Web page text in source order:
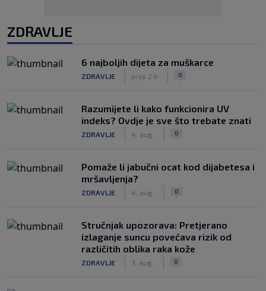
ZDRAVLJE
6 najboljih dijeta za muškarce
ZDRAVLJE prije 2 h 0
Razumijete li kako funkcionira UV
indeks? Ovdje je sve što trebate znati
ZDRAVLJE 4. aug. 0
Pomaže li jabučni ocat kod dijabetesa i
mršavljenja?
ZDRAVLJE 4. aug. 0
Stručnjak upozorava: Pretjerano
izlaganje suncu povećava rizik od
različitih oblika raka kože
ZDRAVLJE 3. aug. 0